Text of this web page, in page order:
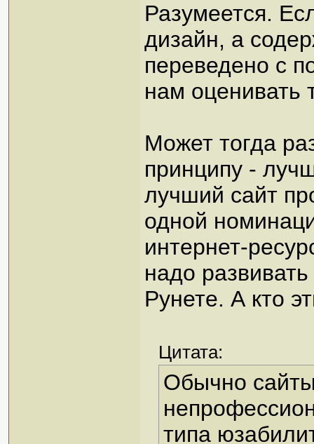
Разумеется.
дизайн, а
переведено с
нам оценивать
Может тогда
принципу -
лучший сайт
одной
интернет-
надо
Рунете. А кто
Цитата:
Обычно
типа